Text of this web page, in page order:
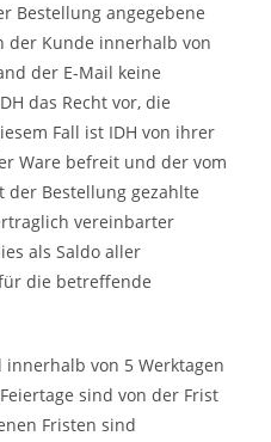
Bestellung angegebene
der Kunde innerhalb von
der E-Mail keine
das Recht vor, die
Fall ist IDH von ihrer
Ware befreit und der vom
der Bestellung gezahlte
vereinbarter
als Saldo aller
die betreffende
von 5 Werktagen
sind von der Frist
Fristen sind